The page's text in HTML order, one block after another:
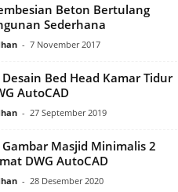
Beton Bertulang
Sederhana
- 7 November 2017
Bed Head Kamar Tidur
AutoCAD
- 27 September 2019
Masjid Minimalis 2
DWG AutoCAD
- 28 Desember 2020